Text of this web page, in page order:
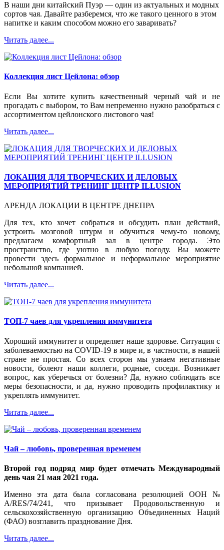
В наши дни китайский Пуэр — один из актуальных и модных
сортов чая. Давайте разберемся, что же такого ценного в этом
напитке и каким способом можно его заваривать?
Читать далее...
Коллекция лист Цейлона: обзор
Если Вы хотите купить качественный черный чай и не
прогадать с выбором, то Вам непременно нужно разобраться с
ассортиментом цейлонского листового чая!
Читать далее...
ЛОКАЦИЯ ДЛЯ ТВОРЧЕСКИХ И ДЕЛОВЫХ
МЕРОПРИЯТИЙ ТРЕНИНГ ЦЕНТР ILLUSION
АРЕНДА ЛОКАЦИИ В ЦЕНТРЕ ДНЕПРА
Для тех, кто хочет собраться и обсудить план действий,
устроить мозговой штурм и обучиться чему-то новому,
предлагаем комфортный зал в центре города. Это
пространство, где уютно в любую погоду. Вы можете
провести здесь формальное и неформальное мероприятие
небольшой компанией.
Читать далее...
ТОП-7 чаев для укрепления иммунитета
Хороший иммунитет и определяет наше здоровье. Ситуация с
заболеваемостью на COVID-19 в мире и, в частности, в нашей
стране не простая. Со всех сторон мы узнаем негативные
новости, болеют наши коллеги, родные, соседи. Возникает
вопрос, как уберечься от болезни? Да, нужно соблюдать все
меры безопасности, и да, нужно проводить профилактику и
укреплять иммунитет.
Читать далее...
Чай – любовь, проверенная временем
Второй год подряд мир будет отмечать Международный
день чая 21 мая 2021 года.
Именно эта дата была согласована резолюцией ООН №
A/RES/74/241, что призывает Продовольственную и
сельскохозяйственную организацию Объединенных Наций
(ФАО) возглавить празднование Дня.
Читать далее...